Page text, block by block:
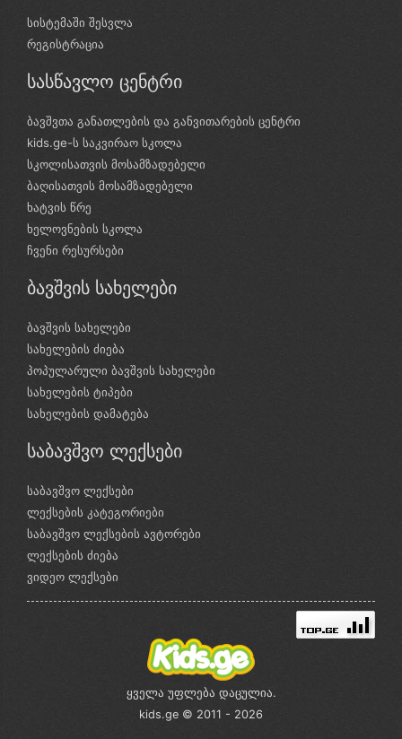
სისტემაში შესვლა
რეგისტრაცია
სასწავლო ცენტრი
ბავშვთა განათლების და განვითარების ცენტრი
kids.ge-ს საკვირაო სკოლა
სკოლისათვის მოსამზადებელი
ბაღისათვის მოსამზადებელი
ხატვის წრე
ხელოვნების სკოლა
ჩვენი რესურსები
ბავშვის სახელები
ბავშვის სახელები
სახელების ძიება
პოპულარული ბავშვის სახელები
სახელების ტიპები
სახელების დამატება
საბავშვო ლექსები
საბავშვო ლექსები
ლექსების კატეგორიები
საბავშვო ლექსების ავტორები
ლექსების ძიება
ვიდეო ლექსები
ყველა უფლება დაცულია.
kids.ge © 2011 - 2026